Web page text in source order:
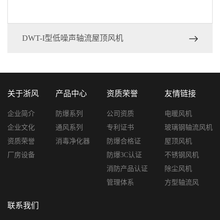
DWT-I型低噪声轴流屋顶风机
关于浙风
企业简介
企业文化
资质荣誉
厂房设备
产品中心
防爆系列
通风系列
消毒净化器
资质荣誉
公司资质
专利证书
防爆合格证
防爆3C认证
消防产品认证
管理体系
友情链接
电暖风机
玻璃钢轴流风机
屋顶风机
不锈钢风机
除尘风机
方型轴流风
联系我们